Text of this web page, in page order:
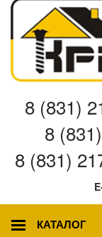
8 (831)
8
8 (831)
КАТАЛОГ